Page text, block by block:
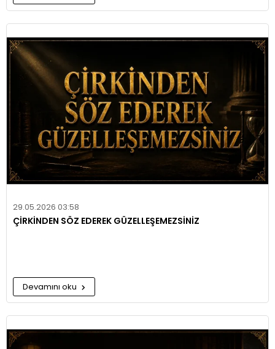
29.05.2026 03:58
ÇİRKİNDEN SÖZ EDEREK GÜZELLEŞEMEZSİNİZ
Devamını oku